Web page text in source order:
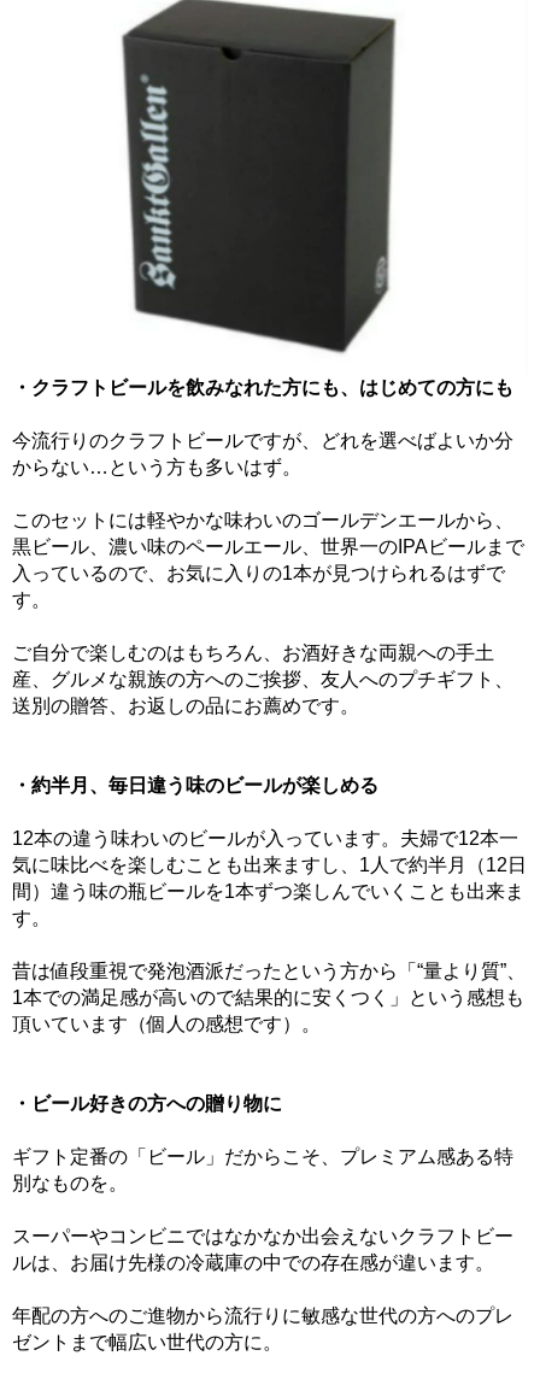
・クラフトビールを飲みなれた方にも、はじめての方にも
今流行りのクラフトビールですが、どれを選べばよいか分
からない…という方も多いはず。
このセットには軽やかな味わいのゴールデンエールから、
黒ビール、濃い味のペールエール、世界一のIPAビールまで
入っているので、お気に入りの1本が見つけられるはずで
す。
ご自分で楽しむのはもちろん、お酒好きな両親への手土
産、グルメな親族の方へのご挨拶、友人へのプチギフト、
送別の贈答、お返しの品にお薦めです。
・約半月、毎日違う味のビールが楽しめる
12本の違う味わいのビールが入っています。夫婦で12本一
気に味比べを楽しむことも出来ますし、1人で約半月（12日
間）違う味の瓶ビールを1本ずつ楽しんでいくことも出来ま
す。
昔は値段重視で発泡酒派だったという方から「“量より質”、
1本での満足感が高いので結果的に安くつく」という感想も
頂いています（個人の感想です）。
・ビール好きの方への贈り物に
ギフト定番の「ビール」だからこそ、プレミアム感ある特
別なものを。
スーパーやコンビニではなかなか出会えないクラフトビー
ルは、お届け先様の冷蔵庫の中での存在感が違います。
年配の方へのご進物から流行りに敏感な世代の方へのプレ
ゼントまで幅広い世代の方に。